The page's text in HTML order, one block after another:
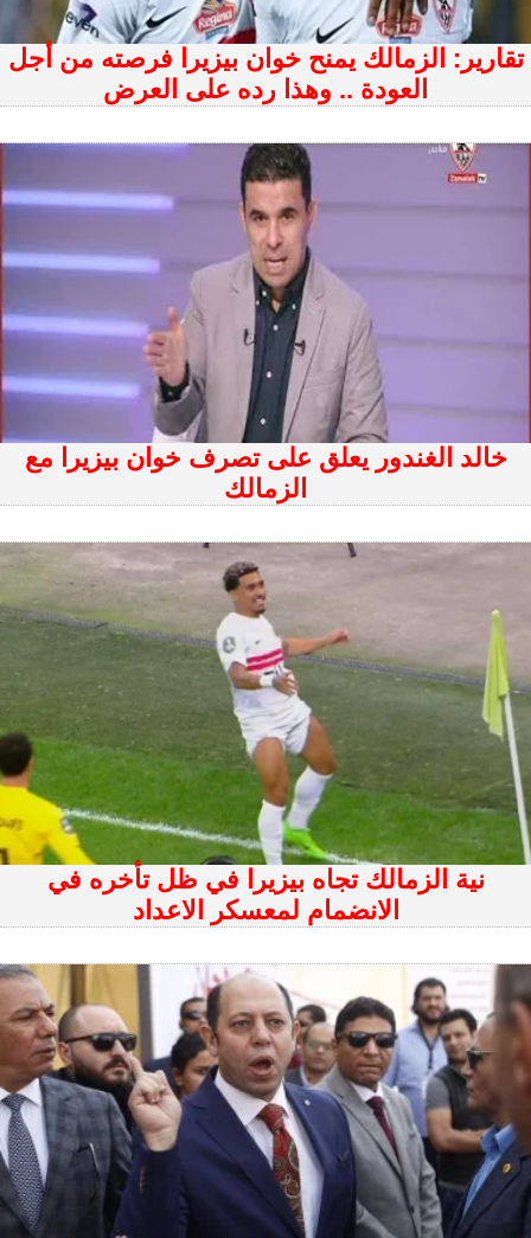
تقارير: الزمالك يمنح خوان بيزيرا فرصته من أجل
العودة .. وهذا رده على العرض
خالد الغندور يعلق على تصرف خوان بيزيرا مع
الزمالك
نية الزمالك تجاه بيزيرا في ظل تأخره في
الانضمام لمعسكر الاعداد